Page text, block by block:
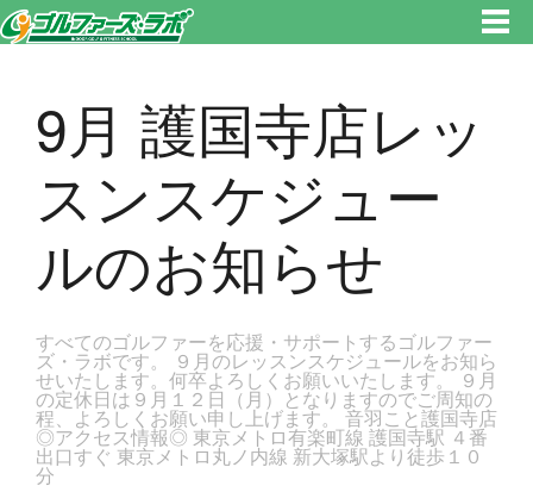
新宿区、若松河田で気軽にゴルフレッスン！
9月 護国寺店レッ
スンスケジュー
ルのお知らせ
すべてのゴルファーを応援・サポートするゴルファー
ズ・ラボです。 ９月のレッスンスケジュールをお知ら
せいたします。何卒よろしくお願いいたします。 ９月
の定休日は９月１２日（月）となりますのでご周知の
程、よろしくお願い申し上げます。 音羽こと護国寺店
◎アクセス情報◎ 東京メトロ有楽町線 護国寺駅 ４番
出口すぐ 東京メトロ丸ノ内線 新大塚駅より徒歩１０
分